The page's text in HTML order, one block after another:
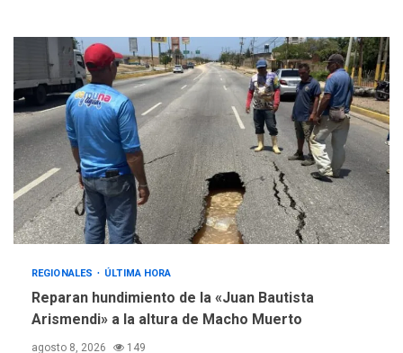
REGIONALES ÚLTIMA HORA
Reparan hundimiento de la «Juan Bautista
Arismendi» a la altura de Macho Muerto
agosto 8, 2026 149